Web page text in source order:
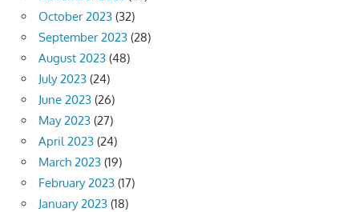
October 2023 (32)
September 2023 (28)
August 2023 (48)
July 2023 (24)
June 2023 (26)
May 2023 (27)
April 2023 (24)
March 2023 (19)
February 2023 (17)
January 2023 (18)